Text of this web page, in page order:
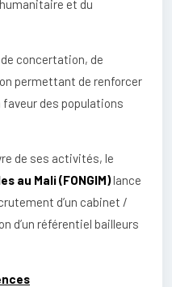
et du
concertation, de
permettant de renforcer
des populations
de ses activités, le
au Mali (FONGIM)lance
d’un cabinet /
d’un référentiel bailleurs